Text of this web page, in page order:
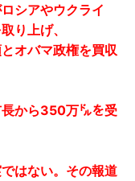
シアやウクライ
り上げ、
オバマ政権を買収
から350万㌦を受
はない。その報道